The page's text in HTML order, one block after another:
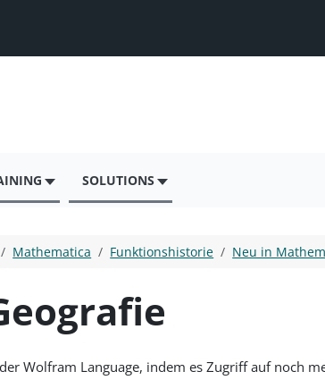
SOLUTIONS
Mathematica Funktionshistorie Neu in
Wolfram Language, indem es Zugriff auf noch